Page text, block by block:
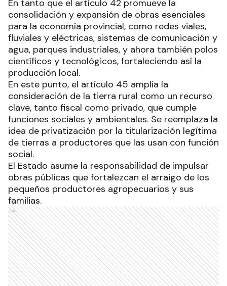
En tanto que el artículo 42 promueve la
consolidación y expansión de obras esenciales
para la economía provincial, como redes viales,
fluviales y eléctricas, sistemas de comunicación y
agua, parques industriales, y ahora también polos
científicos y tecnológicos, fortaleciendo así la
producción local.
En este punto, el artículo 45 amplía la
consideración de la tierra rural como un recurso
clave, tanto fiscal como privado, que cumple
funciones sociales y ambientales. Se reemplaza la
idea de privatización por la titularización legítima
de tierras a productores que las usan con función
social.
El Estado asume la responsabilidad de impulsar
obras públicas que fortalezcan el arraigo de los
pequeños productores agropecuarios y sus
familias.
Ads